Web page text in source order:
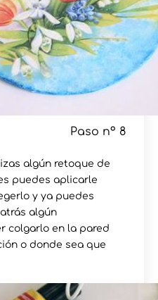
Paso nº 8
algún retoque de
puedes aplicarle
y ya puedes
algún
colgarlo en la pared
o donde sea que